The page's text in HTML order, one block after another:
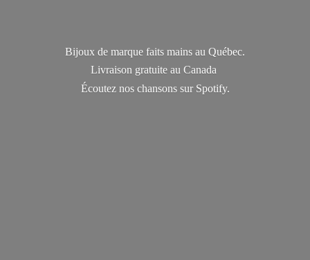
Bijoux de marque faits mains au Québec.
Livraison gratuite au Canada
Écoutez nos chansons sur Spotify.